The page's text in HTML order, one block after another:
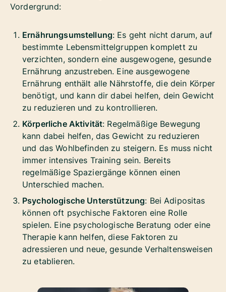
Vordergrund:
Ernährungsumstellung: Es geht nicht darum, auf
bestimmte Lebensmittelgruppen komplett zu
verzichten, sondern eine ausgewogene, gesunde
Ernährung anzustreben. Eine ausgewogene
Ernährung enthält alle Nährstoffe, die dein Körper
benötigt, und kann dir dabei helfen, dein Gewicht
zu reduzieren und zu kontrollieren.
Körperliche Aktivität: Regelmäßige Bewegung
kann dabei helfen, das Gewicht zu reduzieren
und das Wohlbefinden zu steigern. Es muss nicht
immer intensives Training sein. Bereits
regelmäßige Spaziergänge können einen
Unterschied machen.
Psychologische Unterstützung: Bei Adipositas
können oft psychische Faktoren eine Rolle
spielen. Eine psychologische Beratung oder eine
Therapie kann helfen, diese Faktoren zu
adressieren und neue, gesunde Verhaltensweisen
zu etablieren.